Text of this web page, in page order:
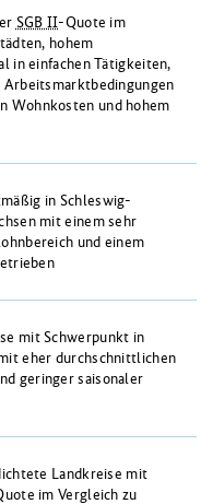
SGB II-Quote im
hohem
in einfachen Tätigkeiten,
Wohnkosten und hohem
in Schleswig-
mit einem sehr
und einem
mit Schwerpunkt in
eher durchschnittlichen
geringer saisonaler
Landkreise mit
im Vergleich zu